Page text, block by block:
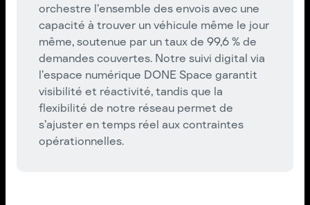
orchestre l’ensemble des envois avec une
capacité à trouver un véhicule même le jour
même, soutenue par un taux de 99,6 % de
demandes couvertes. Notre suivi digital via
l’espace numérique DONE Space garantit
visibilité et réactivité, tandis que la
flexibilité de notre réseau permet de
s’ajuster en temps réel aux contraintes
opérationnelles.